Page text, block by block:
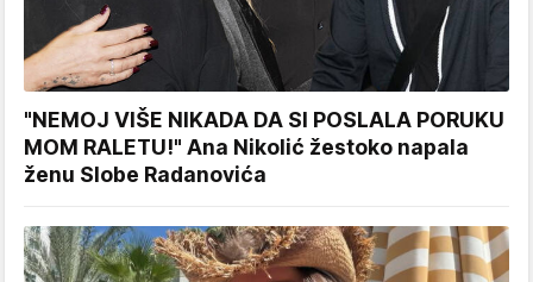
"NEMOJ VIŠE NIKADA DA SI POSLALA PORUKU
MOM RALETU!" Ana Nikolić žestoko napala
ženu Slobe Radanovića